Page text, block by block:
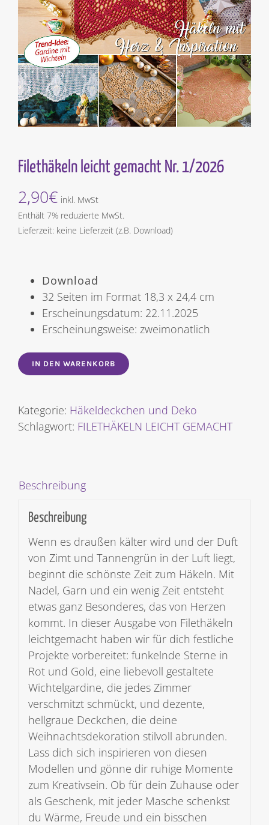
Filethäkeln leicht gemacht Nr. 1/2026
2,90€ inkl. MwSt
Enthält 7% reduzierte MwSt.
Lieferzeit: keine Lieferzeit (z.B. Download)
Download
32 Seiten im Format 18,3 x 24,4 cm
Erscheinungsdatum: 22.11.2025
Erscheinungsweise: zweimonatlich
IN DEN WARENKORB
Kategorie: Häkeldeckchen und Deko
Schlagwort: FILETHÄKELN LEICHT GEMACHT
Beschreibung
Beschreibung
Wenn es draußen kälter wird und der Duft
von Zimt und Tannengrün in der Luft liegt,
beginnt die schönste Zeit zum Häkeln. Mit
Nadel, Garn und ein wenig Zeit entsteht
etwas ganz Besonderes, das von Herzen
kommt. In dieser Ausgabe von Filethäkeln
leichtgemacht haben wir für dich festliche
Projekte vorbereitet: funkelnde Sterne in
Rot und Gold, eine liebevoll gestaltete
Wichtelgardine, die jedes Zimmer
verschmitzt schmückt, und dezente,
hellgraue Deckchen, die deine
Weihnachtsdekoration stilvoll abrunden.
Lass dich sich inspirieren von diesen
Modellen und gönne dir ruhige Momente
zum Kreativsein. Ob für dein Zuhause oder
als Geschenk, mit jeder Masche schenkst
du Wärme, Freude und ein bisschen